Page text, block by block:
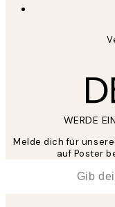
WERDE
Melde dich für
auf Poster